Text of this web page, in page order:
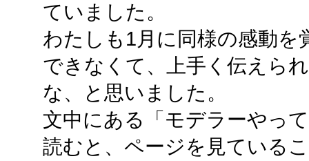
ていました。
わたしも1月に同様の感動を
できなくて、上手く伝えら
な、と思いました。
文中にある「モデラーやっ
読むと、ページを見ている